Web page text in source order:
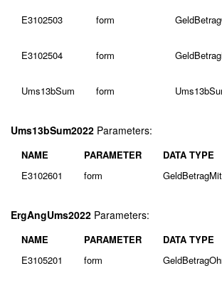
E3102503 form
E3102504 form
Ums13bSum form
Ums13bSum2022 Parameters:
NAME PARAMETER DATA TYPE
E3102601
form
ErgAngUms2022 Parameters:
NAME PARAMETER
DATA TYPE
E3105201
form